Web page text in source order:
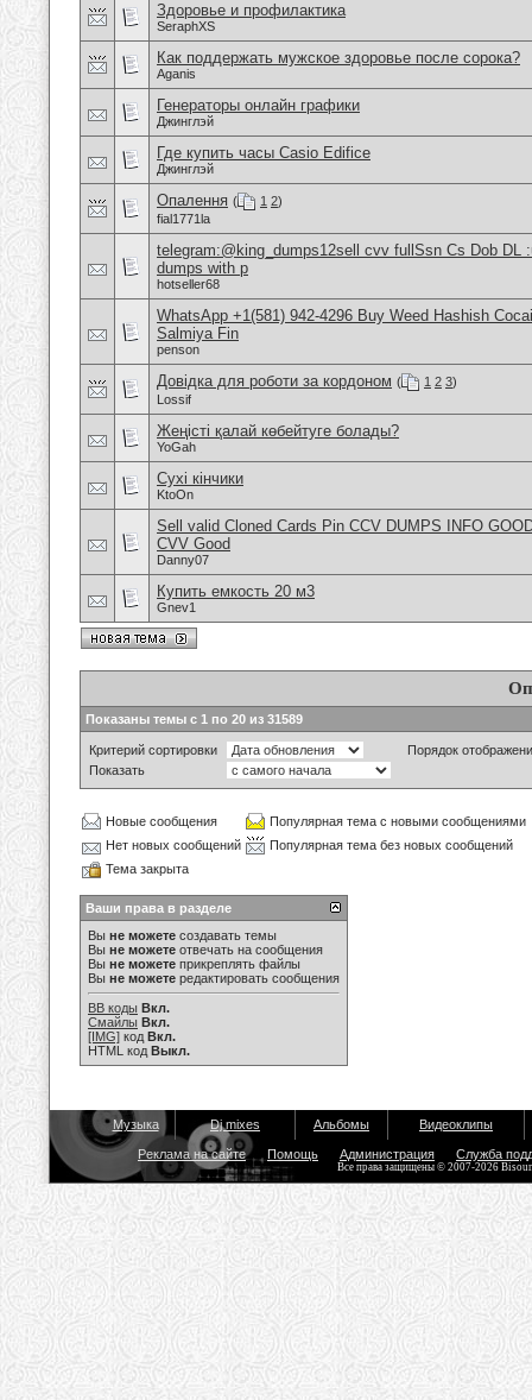
Здоровье и профилактика
SeraphXS
Как поддержать мужское здоровье после сорока?
Aganis
Генераторы онлайн графики
Джинглэй
Где купить часы Casio Edifice
Джинглэй
Опалення ( 1 2)
fial1771la
telegram:@king_dumps12sell cvv fullSsn Cs Dob DL
dumps with p
hotseller68
WhatsApp +1(581) 942-4296 Buy Weed Hashish
Salmiya Fin
penson
Довідка для роботи за кордоном ( 1 2 3)
Lossif
Жеңісті қалай көбейтуге болады?
YoGah
Сухі кінчики
KtoOn
Sell valid Cloned Cards Pin CCV DUMPS INFO
CVV Good
Danny07
Купить емкость 20 м3
Gnev1
Показаны темы с 1 по 20 из 31589
Критерий сортировки
Порядок
Показать
Новые сообщения
Популярная тема с новыми сообщениями
Нет новых сообщений
Популярная тема без новых сообщений
Тема закрыта
Ваши права в разделе
Вы не можете создавать темы
Вы не можете отвечать на сообщения
Вы не можете прикреплять файлы
Вы не можете редактировать сообщения
BB коды Вкл.
Смайлы Вкл.
[IMG] код Вкл.
HTML код Выкл.
Музыка Dj mixes Альбомы Видеоклипы
Реклама на сайте Помощь Администрация Служба
Все права защищены © 2007-2026